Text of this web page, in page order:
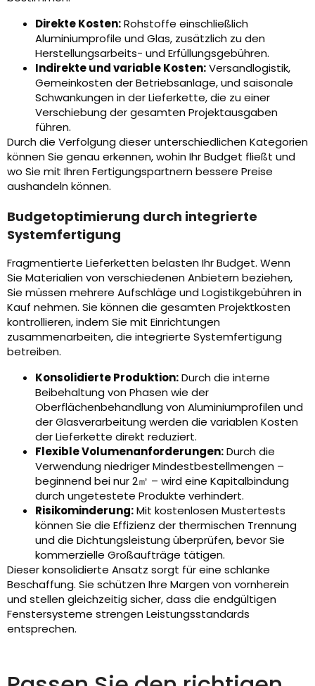
Direkte Kosten:Rohstoffe einschließlich
Aluminiumprofile und Glas, zusätzlich zu den
Herstellungsarbeits- und Erfüllungsgebühren.
Indirekte und variable Kosten:Versandlogistik,
Gemeinkosten der Betriebsanlage, und saisonale
Schwankungen in der Lieferkette, die zu einer
Verschiebung der gesamten Projektausgaben
führen.
Durch die Verfolgung dieser unterschiedlichen Kategorien
können Sie genau erkennen, wohin Ihr Budget fließt und
wo Sie mit Ihren Fertigungspartnern bessere Preise
aushandeln können.
Budgetoptimierung durch integrierte
Systemfertigung
Fragmentierte Lieferketten belasten Ihr Budget. Wenn
Sie Materialien von verschiedenen Anbietern beziehen,
Sie müssen mehrere Aufschläge und Logistikgebühren in
Kauf nehmen. Sie können die gesamten Projektkosten
kontrollieren, indem Sie mit Einrichtungen
zusammenarbeiten, die integrierte Systemfertigung
betreiben.
Konsolidierte Produktion:Durch die interne
Beibehaltung von Phasen wie der
Oberflächenbehandlung von Aluminiumprofilen und
der Glasverarbeitung werden die variablen Kosten
der Lieferkette direkt reduziert.
Flexible Volumenanforderungen:Durch die
Verwendung niedriger Mindestbestellmengen –
beginnend bei nur 2㎡ – wird eine Kapitalbindung
durch ungetestete Produkte verhindert.
Risikominderung:Mit kostenlosen Mustertests
können Sie die Effizienz der thermischen Trennung
und die Dichtungsleistung überprüfen, bevor Sie
kommerzielle Großaufträge tätigen.
Dieser konsolidierte Ansatz sorgt für eine schlanke
Beschaffung. Sie schützen Ihre Margen von vornherein
und stellen gleichzeitig sicher, dass die endgültigen
Fenstersysteme strengen Leistungsstandards
entsprechen.